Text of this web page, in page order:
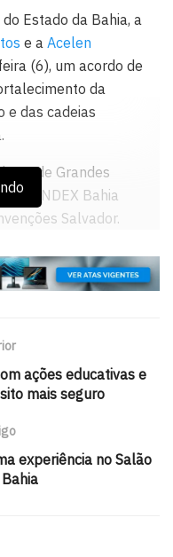
Estado da Bahia, a
e a Acelen
(6), um acordo de
da
e das cadeias
de Grandes
do INDEX Bahia
Salvador.
Verde e prevê
ações educativas e
mais seguro
experiência no Salão